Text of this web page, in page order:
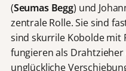
(Seumas Begg) und
zentrale Rolle. Sie sind
sind skurrile Kobolde mit
fungieren als Drahtzieher
unglückliche